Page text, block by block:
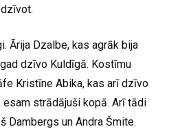
Ārija Dzalbe, kas agrāk bija
dzīvo Kuldīgā. Kostīmu
Kristīne Abika, kas arī dzīvo
strādājuši kopā. Arī tādi
Dambergs un Andra Šmite.